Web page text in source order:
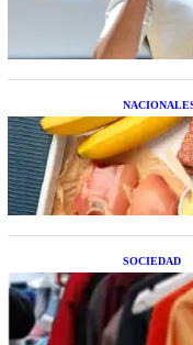
Nutrición
SOCIEDAD
Las